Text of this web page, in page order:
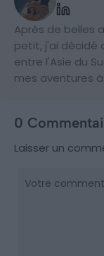
Après de belles
petit, j'ai décidé
entre l'Asie du
mes aventures
0
Laisser un